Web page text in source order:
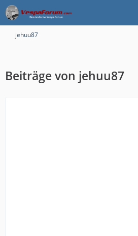
jehuu87
Beiträge von jehuu87